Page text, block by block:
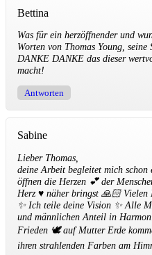
Bettina
Was für ein herzöffnender und
Worten von Thomas Young,
DANKE DANKE das dieser
macht!
Antworten
Sabine
Lieber Thomas,
deine Arbeit begleitet mich
öffnen die Herzen 💕 der
Herz ♥️ näher bringst 🙏🏻
✨ Ich teile deine Vision ✨ Alle
und männlichen Anteil in
Frieden 🕊️ auf Mutter Erde
ihren strahlenden Farben am